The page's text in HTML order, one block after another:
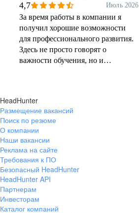
4,7
Июль 2026
За время работы в компании я
получил хорошие возможности
для профессионального развития.
Здесь не просто говорят о
важности обучения, но и
курсов, регулярные митапы и
воркшопы от технических лидеров
помогают развивать компетенции
тенденциями в отрасли. Компания
предлагает интересные проекты,
позволяющие получать опыт в
разных предметных областях.
Карьерный трек прозрачен и
понятен, а при желании сотрудник
HeadHunter
Размещение вакансий
Поиск по резюме
О компании
Наши вакансии
Реклама на сайте
Требования к ПО
Безопасный HeadHunter
HeadHunter API
Партнерам
Инвесторам
Каталог компаний